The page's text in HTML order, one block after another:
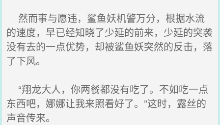
然而事与愿违，鲨鱼妖机警万分，根据水流
的速度，早已经知晓了少延的前来，少延的突袭
没有去的一点优势，却被鲨鱼妖突然的反击，落
了下风。
“翔龙大人，你两餐都没有吃了。不如吃一点
东西吧，娜娜让我来照看好了。”这时，露丝的
声音传来。